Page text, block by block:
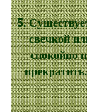
5.
свечкой
спокойно